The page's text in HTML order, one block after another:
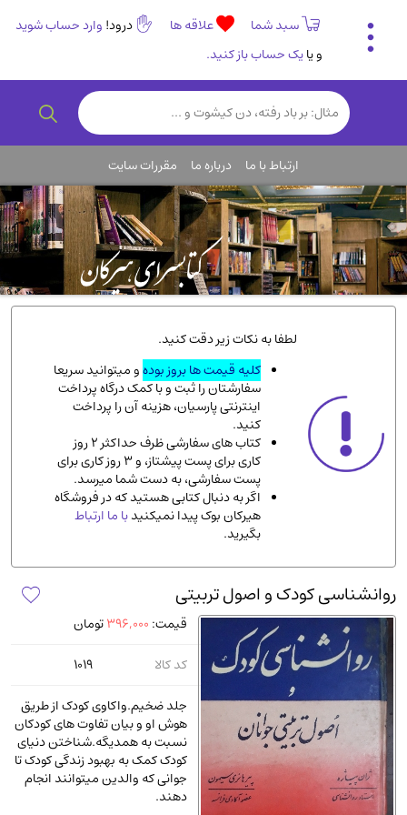
سبد شما علاقه ها درود! وارد حساب شوید
و یایک حساب باز کنید.
تاریخی و فرهنگی
(838)
رمان و داستان ایرانی(307)
روانشناسی(357)
انگلیسی و زبان خارجی(14)
کودکان و نوجوانان(76)
کتب نادر و کمیاب(19)
روانشناسی(112)
طب گیاهی و سنتی(45)
فلسفه و جامعه شناسی(151)
ادبیات و شعر
ادیان و مذاهب
دانشگاهی و آموزشی
اقتصادی، بازاریابی و مالی(56)
پزشکی(140)
کامپیوتر و نرم افزار(13)
ورزشی و تربیت بدنی(34)
آشپزی و خوراکی(25)
سرگرمی و بازی
سیاسی
(116)
رمان و داستان خارجی (489)
حقوقی و قانون(47)
کتاب های مصور رنگی و گلاسه(23)
ارتباط با ما درباره ما مقررات سایت
لطفا به نکات زیر دقت کنید.
کلیه قیمت ها بروز بودهو میتوانید سریعا
سفارشتان را ثبت و با کمک درگاه پرداخت
اینترنتی پارسیان، هزینه آن را پرداخت
کنید.
کتاب های سفارشی ظرف حداکثر 2 روز
کاری برای پست پیشتاز، و 3 روز کاری برای
پست سفارشی، به دست شما میرسد.
اگر به دنبال کتابی هستید که در فروشگاه
هیرکان بوک پیدا نمیکنیدبا ما ارتباط
بگیرید.
روانشناسی کودک و اصول تربیتی
قیمت: 396,000تومان
کد کالا
1019
جلد ضخیم.واکاوی کودک از طریق
هوش او و بیان تفاوت های کودکان
نسبت به همدیگه.شناختن دنیای
کودک کمک به بهبود زندگی کودک تا
جوانی که والدین میتوانند انجام
دهند.